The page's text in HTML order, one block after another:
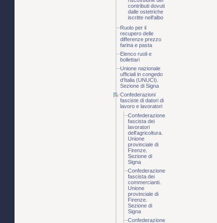
contributi dovuti
dalle ostetriche
iscritte nell'albo
Ruolo per il
recupero delle
differenze prezzo
farina e pasta
Elenco ruoli e
bollettari
Unione nazionale
ufficiali in congedo
d'Italia (UNUCI).
Sezione di Signa
Confederazioni
fasciste di datori di
lavoro e lavoratori
Confederazione
fascista dei
lavoratori
dell'agricoltura.
Unione
provinciale di
Firenze.
Sezione di
Signa
Confederazione
fascista dei
commercianti.
Unione
provinciale di
Firenze.
Sezione di
Signa
Confederazione